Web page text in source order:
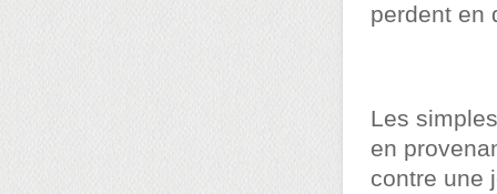
perdent en
Les
en
contre une